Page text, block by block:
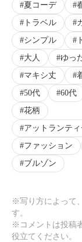
夏コーデ
トラベル
シンプル
大人
ゆっ
マキシ丈
50代
60代
花柄
アットランテ
ファッション
ブルゾン
※写り方によって
す。
※コメントは投稿
役立てください。